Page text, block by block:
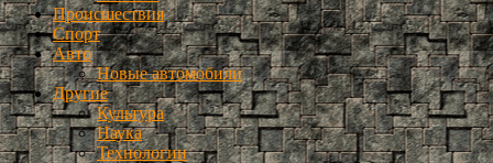
Происшествия
Спорт
Авто
Новые автомобили
Другие
Культура
Наука
Технологии